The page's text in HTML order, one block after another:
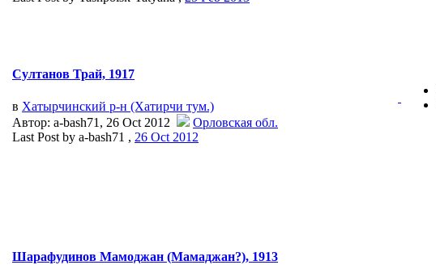
Султанов Трай, 1917
в Хатырчинский р-н (Хатирчи тум.)
Автор: a-bash71, 26 Oct 2012
Орловская обл.
Last Post by a-bash71 , 26 Oct 2012
Шарафудинов Мамоджан (Мамаджан?), 1913